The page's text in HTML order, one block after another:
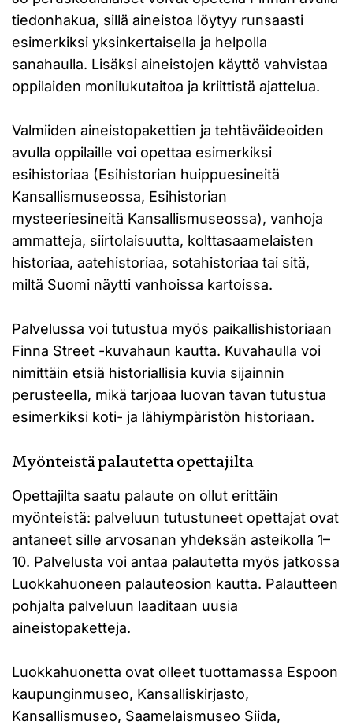
tiedonhakua, sillä aineistoa löytyy runsaasti
esimerkiksi yksinkertaisella ja helpolla
sanahaulla. Lisäksi aineistojen käyttö vahvistaa
oppilaiden monilukutaitoa ja kriittistä ajattelua.
Valmiiden aineistopakettien ja tehtäväideoiden
avulla oppilaille voi opettaa esimerkiksi
esihistoriaa (Esihistorian huippuesineitä
Kansallismuseossa, Esihistorian
mysteeriesineitä Kansallismuseossa), vanhoja
ammatteja, siirtolaisuutta, kolttasaamelaisten
historiaa, aatehistoriaa, sotahistoriaa tai sitä,
miltä Suomi näytti vanhoissa kartoissa.
Palvelussa voi tutustua myös paikallishistoriaan
Finna Street -kuvahaun kautta. Kuvahaulla voi
nimittäin etsiä historiallisia kuvia sijainnin
perusteella, mikä tarjoaa luovan tavan tutustua
esimerkiksi koti- ja lähiympäristön historiaan.
Myönteistä palautetta opettajilta
Opettajilta saatu palaute on ollut erittäin
myönteistä: palveluun tutustuneet opettajat ovat
antaneet sille arvosanan yhdeksän asteikolla 1–
10. Palvelusta voi antaa palautetta myös jatkossa
Luokkahuoneen palauteosion kautta. Palautteen
pohjalta palveluun laaditaan uusia
aineistopaketteja.
Luokkahuonetta ovat olleet tuottamassa Espoon
kaupunginmuseo, Kansalliskirjasto,
Kansallismuseo, Saamelaismuseo Siida,